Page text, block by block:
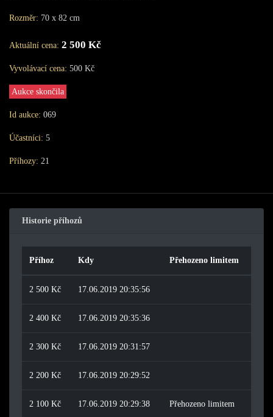
Rozměr: 70 x 82 cm
Aktuální cena: 2 500 Kč
Vyvolávací cena: 500 Kč
Aukce skončila
Id aukce: 069
Účastníci: 5
Příhozy: 21
Historie příhozů
Příhoz Kdy Přehozeno limitem
2 500 Kč 17.06.2019 20:35:56
2 400 Kč 17.06.2019 20:35:36
2 300 Kč 17.06.2019 20:31:57
2 200 Kč 17.06.2019 20:29:52
2 100 Kč 17.06.2019 20:29:38 Přehozeno limitem